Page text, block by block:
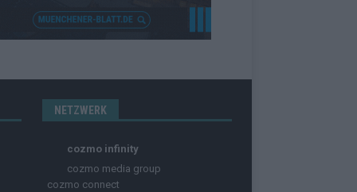
NETZWERK
cozmo infinity
cozmo media group
cozmo connect